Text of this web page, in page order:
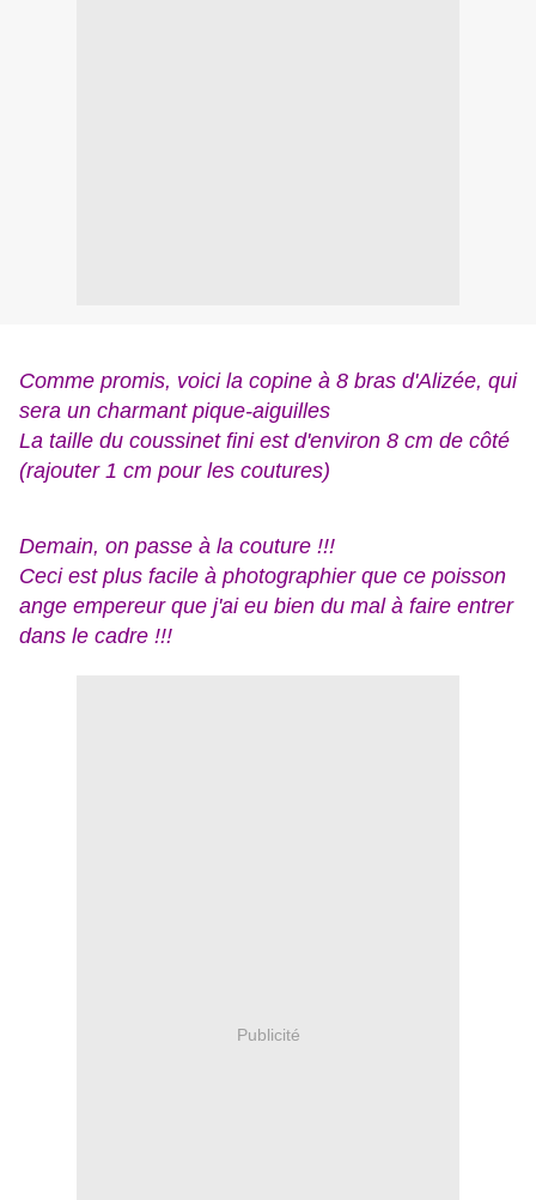
Comme promis, voici la copine à 8 bras d'Alizée, qui
sera un charmant pique-aiguilles
La taille du coussinet fini est d'environ 8 cm de côté
(rajouter 1 cm pour les coutures)
Demain, on passe à la couture !!!
Ceci est plus facile à photographier que ce poisson
ange empereur que j'ai eu bien du mal à faire entrer
dans le cadre !!!
Publicité